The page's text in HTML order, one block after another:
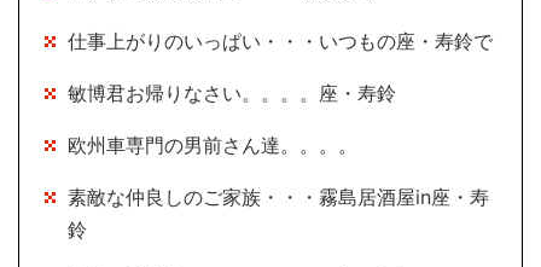
仕事上がりのいっぱい・・・いつもの座・寿鈴で
敏博君お帰りなさい。。。。座・寿鈴
欧州車専門の男前さん達。。。。
素敵な仲良しのご家族・・・霧島居酒屋in座・寿
鈴